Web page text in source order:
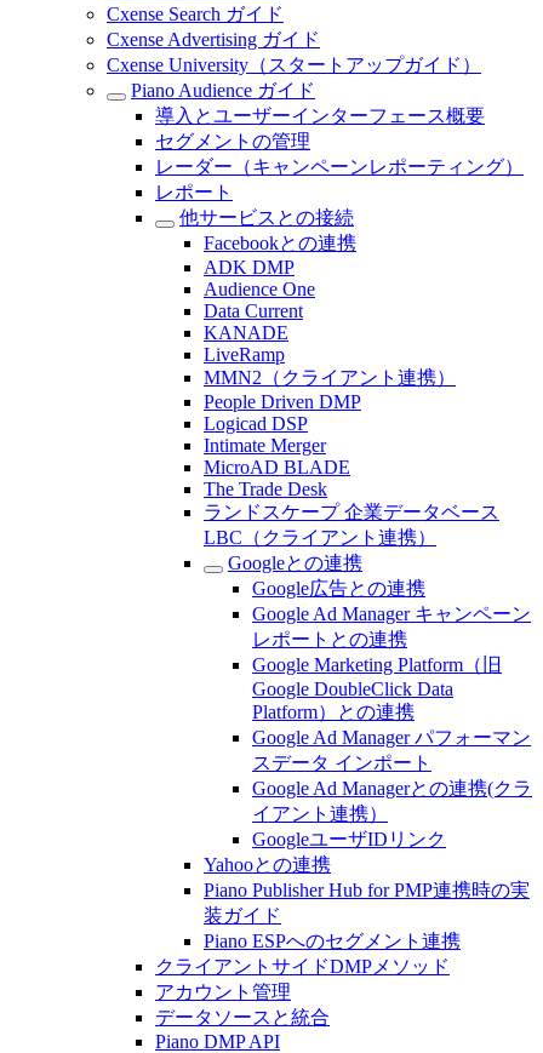
Cxense Search ガイド
Cxense Advertising ガイド
Cxense University（スタートアップガイド）
Piano Audience ガイド
導入とユーザーインターフェース概要
セグメントの管理
レーダー（キャンペーンレポーティング）
レポート
他サービスとの接続
Facebookとの連携
ADK DMP
Audience One
Data Current
KANADE
LiveRamp
MMN2（クライアント連携）
People Driven DMP
Logicad DSP
Intimate Merger
MicroAD BLADE
The Trade Desk
ランドスケープ 企業データベース
LBC（クライアント連携）
Googleとの連携
Google広告との連携
Google Ad Manager キャンペーン
レポートとの連携
Google Marketing Platform（旧
Google DoubleClick Data
Platform）との連携
Google Ad Manager パフォーマン
スデータ インポート
Google Ad Managerとの連携(クラ
イアント連携）
GoogleユーザIDリンク
Yahooとの連携
Piano Publisher Hub for PMP連携時の実
装ガイド
Piano ESPへのセグメント連携
クライアントサイドDMPメソッド
アカウント管理
データソースと統合
Piano DMP API